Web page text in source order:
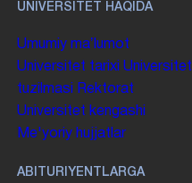
UNIVERSITET HAQIDA
Umumiy maʼlumot
Universitet tarixi Universitet
tuzilmasi
Rektorat
Universitet kengashi
Me'yoriy hujjatlar
ABITURIYENTLARGA